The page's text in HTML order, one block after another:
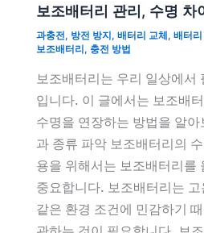
보조배터리 관리, 수명 차
과충전, 방전 방지 , 배터리 교체 , 배터
보조배터리 , 충전 방법
보조배터리는 우리 일상에서
입니다. 이 글에서는 보조배
수명을 연장하는 방법을 알
과 종류 파악 보조배터리의
용을 위해서는 보조배터리를
중요합니다. 보조배터리는
같은 환경 조건에 민감하기